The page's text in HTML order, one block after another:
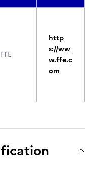
FFE
http
s://ww
w.ffe.c
om